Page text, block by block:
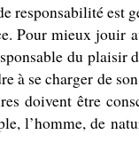
responsabilité est
Pour mieux jouir
du plaisir
à se charger de
doivent être
l’homme, de